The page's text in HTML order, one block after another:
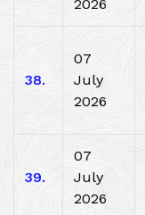
2026
38.
07
July
2026
39.
07
July
2026